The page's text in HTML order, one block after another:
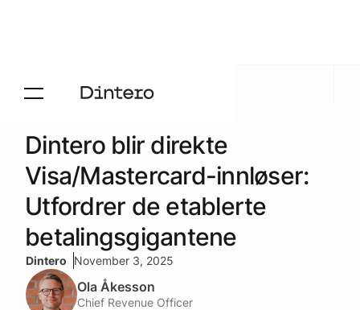
Aktuelt Presse
Dintero blir direkte
Visa/Mastercard-innløser:
Utfordrer de etablerte
betalingsgigantene
Dintero November 3, 2025
Ola Åkesson
Chief Revenue Officer